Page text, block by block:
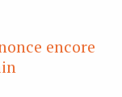
encore